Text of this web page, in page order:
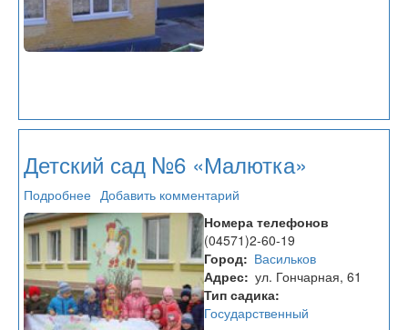
Детский сад №6 «Малютка»
Подробнее
Детский
сад
№6
«Малютка»
Добавить комментарий
Номера телефонов
(04571)2-60-19
Город
Васильков
Адрес ул. Гончарная, 61
Тип садика
Государственный